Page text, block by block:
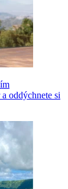
oddýchnete si